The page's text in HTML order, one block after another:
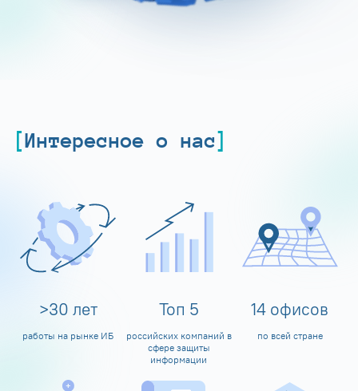
Интересное о нас
>30 лет
работы на рынке ИБ
Топ 5
российских компаний в
сфере защиты
информации
14 офисов
по всей стране